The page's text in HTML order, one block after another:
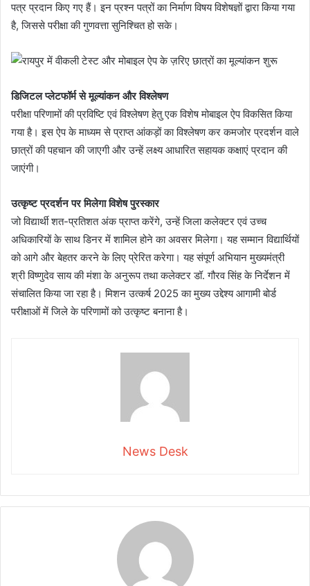
पत्र प्रदान किए गए हैं। इन प्रश्न पत्रों का निर्माण विषय विशेषज्ञों द्वारा किया गया
है, जिससे परीक्षा की गुणवत्ता सुनिश्चित हो सके।
डिजिटल प्लेटफॉर्म से मूल्यांकन और विश्लेषण
परीक्षा परिणामों की प्रविष्टि एवं विश्लेषण हेतु एक विशेष मोबाइल ऐप विकसित किया
गया है। इस ऐप के माध्यम से प्राप्त आंकड़ों का विश्लेषण कर कमजोर प्रदर्शन वाले
छात्रों की पहचान की जाएगी और उन्हें लक्ष्य आधारित सहायक कक्षाएं प्रदान की
जाएंगी।
उत्कृष्ट प्रदर्शन पर मिलेगा विशेष पुरस्कार
जो विद्यार्थी शत-प्रतिशत अंक प्राप्त करेंगे, उन्हें जिला कलेक्टर एवं उच्च
अधिकारियों के साथ डिनर में शामिल होने का अवसर मिलेगा। यह सम्मान विद्यार्थियों
को आगे और बेहतर करने के लिए प्रेरित करेगा। यह संपूर्ण अभियान मुख्यमंत्री
श्री विष्णुदेव साय की मंशा के अनुरूप तथा कलेक्टर डॉ. गौरव सिंह के निर्देशन में
संचालित किया जा रहा है। मिशन उत्कर्ष 2025 का मुख्य उद्देश्य आगामी बोर्ड
परीक्षाओं में जिले के परिणामों को उत्कृष्ट बनाना है।
News Desk